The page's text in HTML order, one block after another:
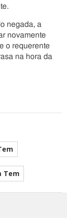
negada, a
novamente
o requerente
na hora da
Tem